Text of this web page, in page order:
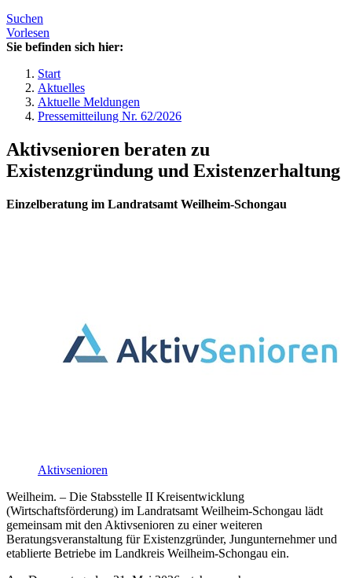
Suchen
Vorlesen
Sie befinden sich hier:
Start
Aktuelles
Aktuelle Meldungen
Pressemitteilung Nr. 62/2026
Aktivsenioren beraten zu
Existenzgründung und Existenzerhaltung
Einzelberatung im Landratsamt Weilheim-Schongau
Aktivsenioren
Weilheim. – Die Stabsstelle II Kreisentwicklung
(Wirtschaftsförderung) im Landratsamt Weilheim-Schongau lädt
gemeinsam mit den Aktivsenioren zu einer weiteren
Beratungsveranstaltung für Existenzgründer, Jungunternehmer und
etablierte Betriebe im Landkreis Weilheim-Schongau ein.